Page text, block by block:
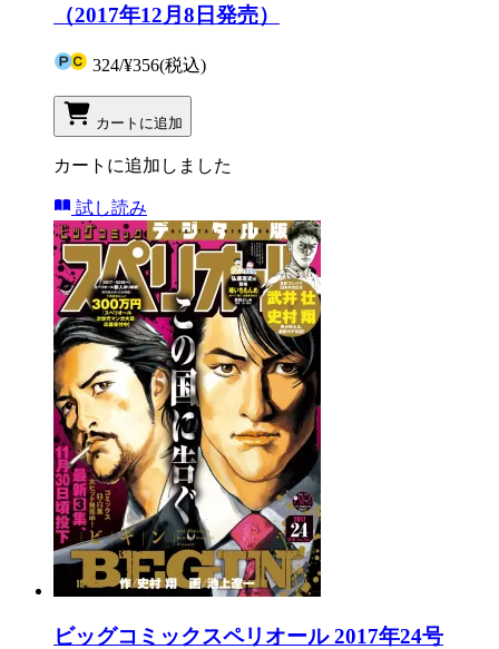
（2017年12月8日発売）
324/¥356(税込)
カートに追加
カートに追加しました
試し読み
ビッグコミックスペリオール 2017年24号